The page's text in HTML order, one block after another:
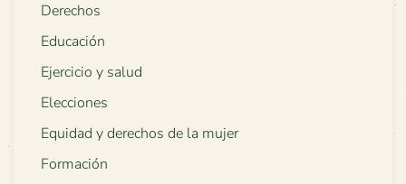
Derechos
Educación
Ejercicio y salud
Elecciones
Equidad y derechos de la mujer
Formación